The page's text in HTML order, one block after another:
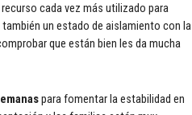
cada vez más utilizado para
un estado de aislamiento con la
que están bien les da mucha
para fomentar la estabilidad en